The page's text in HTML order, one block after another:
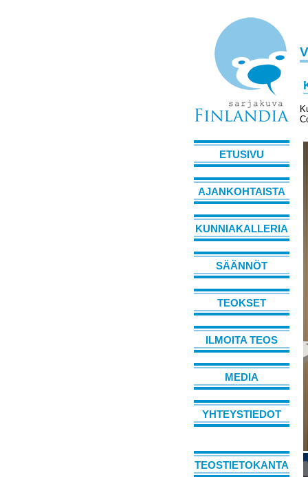
ETUSIVU
AJANKOHTAISTA
KUNNIAKALLERIA
SÄÄNNÖT
TEOKSET
ILMOITA TEOS
MEDIA
YHTEYSTIEDOT
TEOSTIETOKANTA